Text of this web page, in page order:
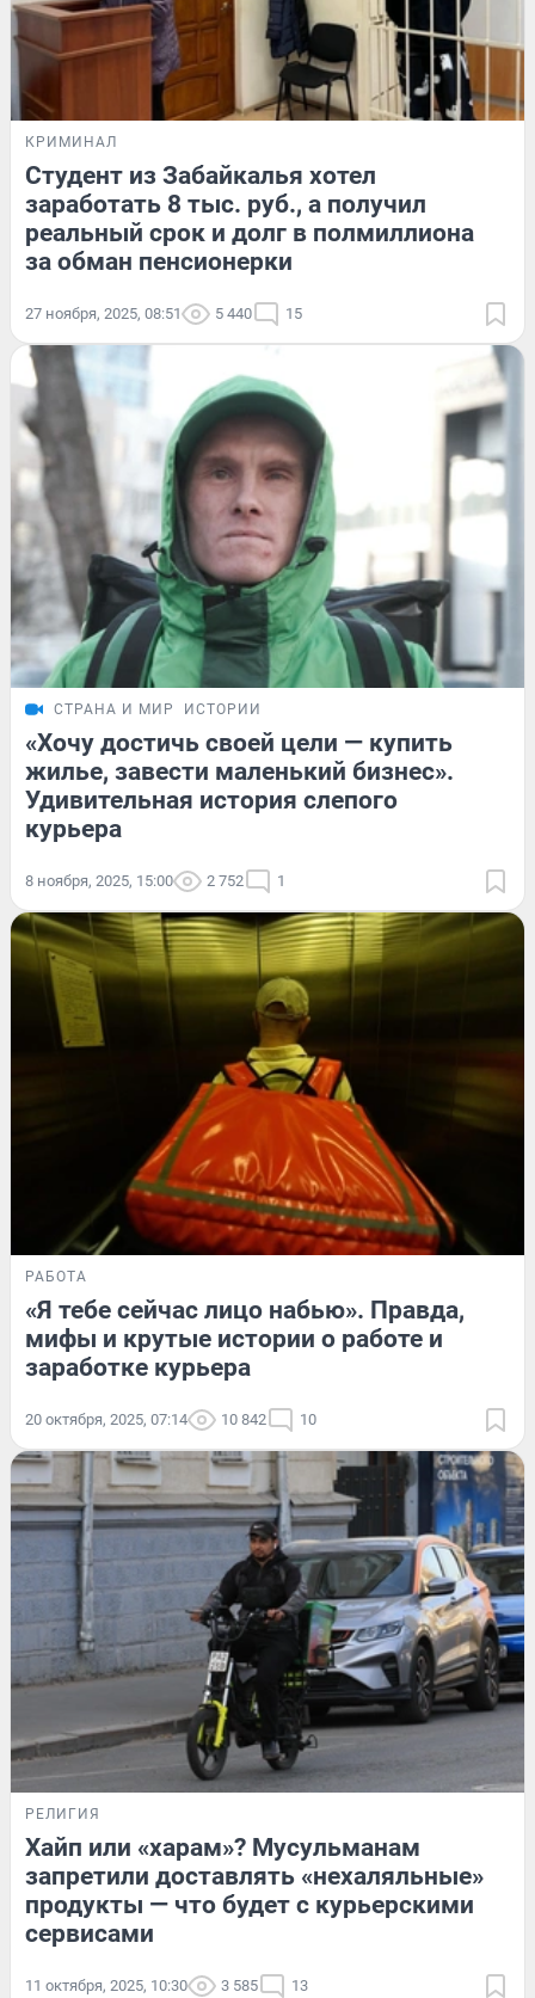
КРИМИНАЛ
Студент из Забайкалья хотел
заработать 8 тыс. руб., а получил
реальный срок и долг в полмиллиона
за обман пенсионерки
27 ноября, 2025, 08:51 5 440 15
СТРАНА И МИР ИСТОРИИ
«Хочу достичь своей цели — купить
жилье, завести маленький бизнес».
Удивительная история слепого
курьера
8 ноября, 2025, 15:00 2 752 1
РАБОТА
«Я тебе сейчас лицо набью». Правда,
мифы и крутые истории о работе и
заработке курьера
20 октября, 2025, 07:14 10 842 10
РЕЛИГИЯ
Хайп или «харам»? Мусульманам
запретили доставлять «нехаляльные»
продукты — что будет с курьерскими
сервисами
11 октября, 2025, 10:30 3 585 13